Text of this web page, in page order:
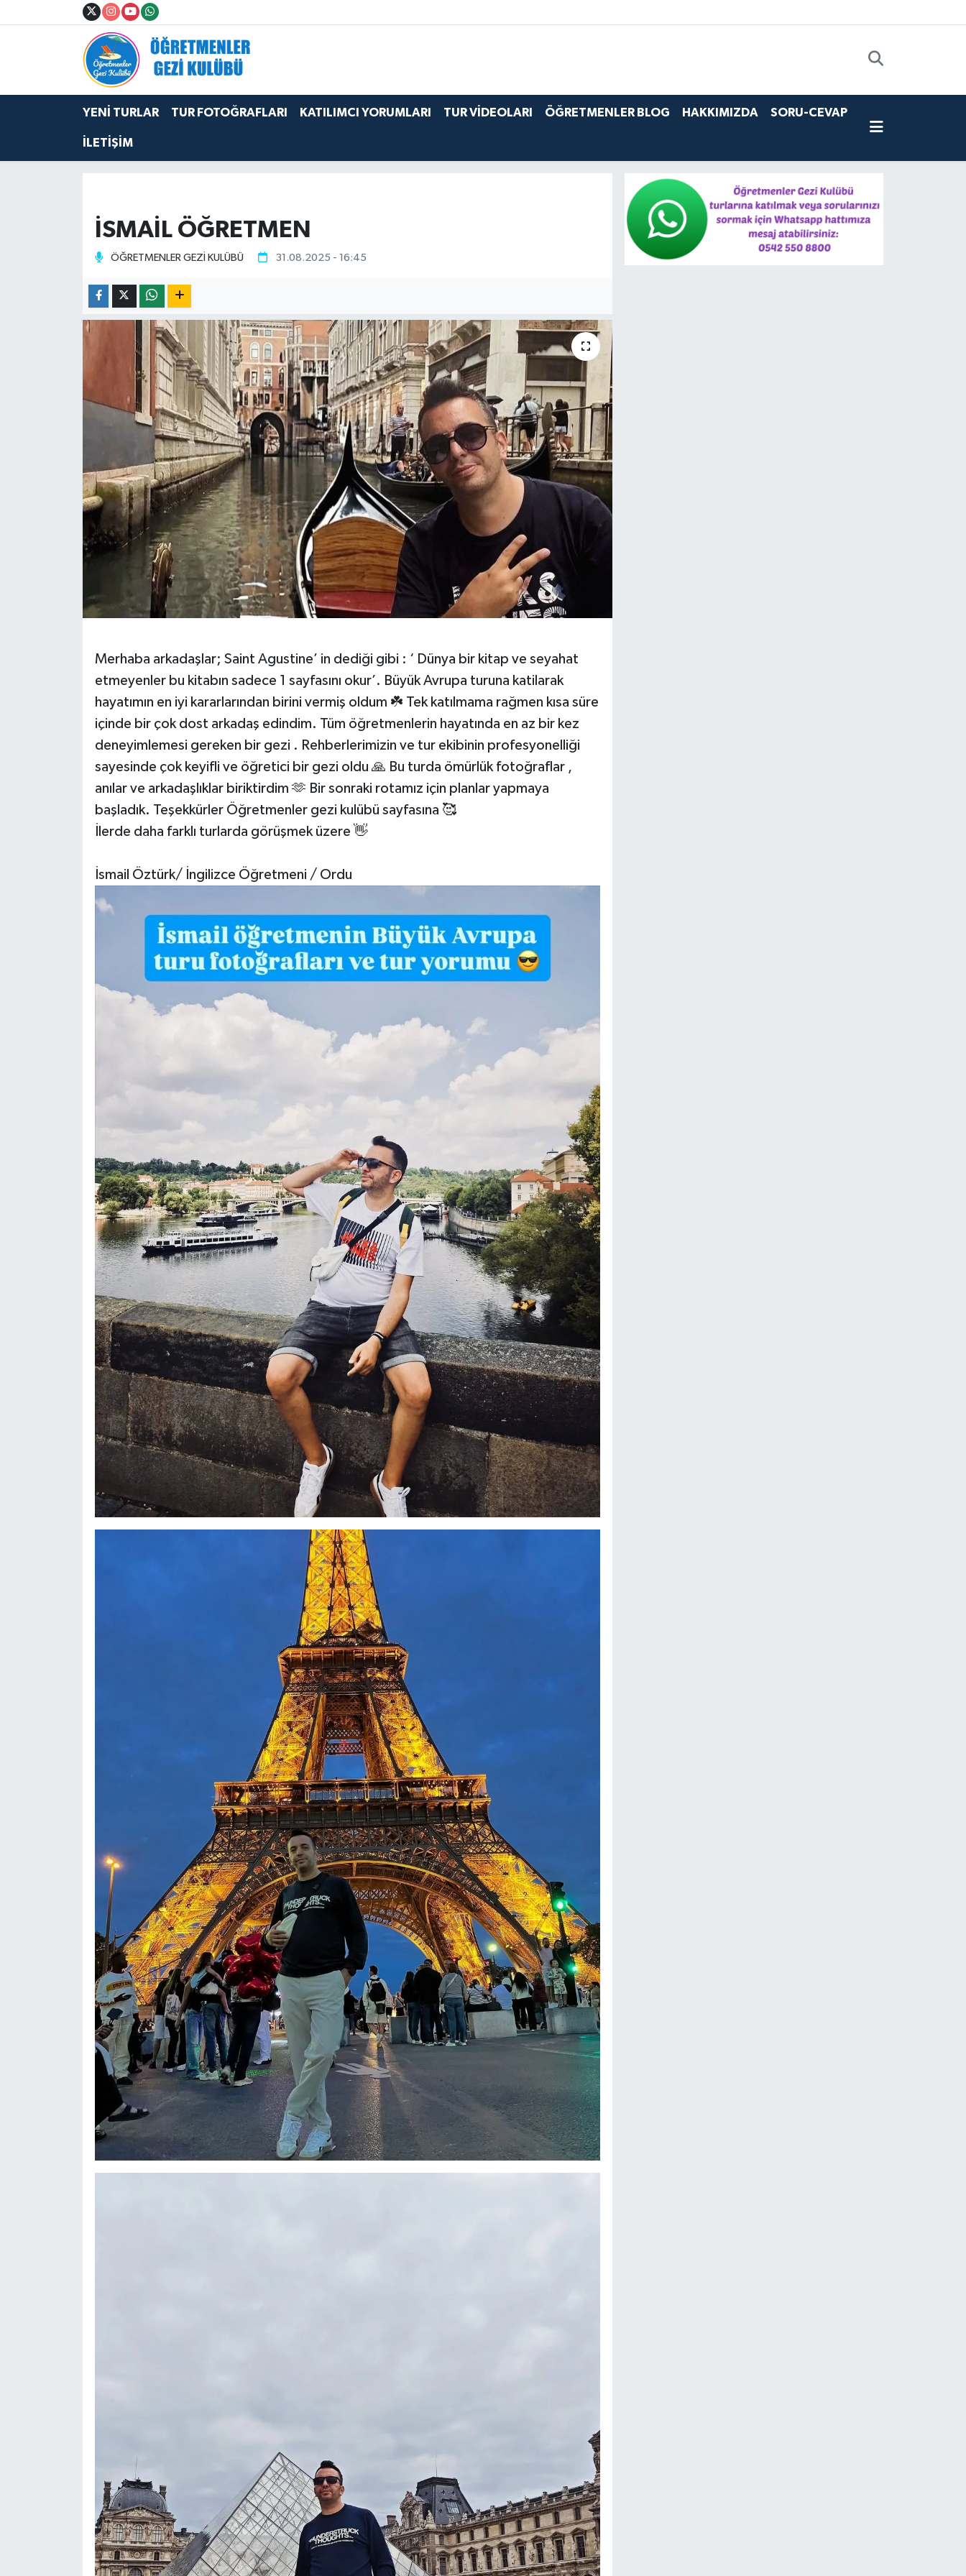
YENİ TURLAR TUR FOTOĞRAFLARI KATILIMCI YORUMLARI TUR VİDEOLARI ÖĞRETMENLER BLOG HAKKIMIZDA SORU-CEVAP
İLETİŞİM
İSMAİL ÖĞRETMEN
ÖĞRETMENLER GEZİ KULÜBÜ 31.08.2025 - 16:45
Merhaba arkadaşlar; Saint Agustine’ in dediği gibi : ‘ Dünya bir kitap ve seyahat
etmeyenler bu kitabın sadece 1 sayfasını okur’. Büyük Avrupa turuna katilarak
hayatımın en iyi kararlarından birini vermiş oldum ☘️ Tek katılmama rağmen kısa süre
içinde bir çok dost arkadaş edindim. Tüm öğretmenlerin hayatında en az bir kez
deneyimlemesi gereken bir gezi . Rehberlerimizin ve tur ekibinin profesyonelliği
sayesinde çok keyifli ve öğretici bir gezi oldu 🙏 Bu turda ömürlük fotoğraflar ,
anılar ve arkadaşlıklar biriktirdim 🫶 Bir sonraki rotamız için planlar yapmaya
başladık. Teşekkürler Öğretmenler gezi kulübü sayfasına 🥰
İlerde daha farklı turlarda görüşmek üzere 👋
İsmail Öztürk/ İngilizce Öğretmeni / Ordu
YENİ TURLAR
TUR FOTOĞRAFLARI
ÖĞRETMENLER BLOG